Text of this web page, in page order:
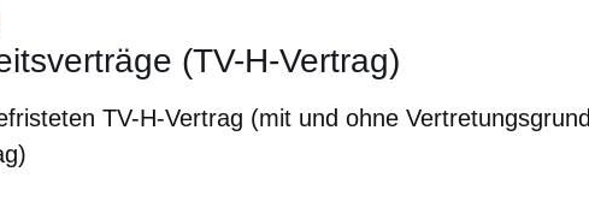
(TV-H-Vertrag)
TV-H-Vertrag (mit und ohne Vertretungsgrund